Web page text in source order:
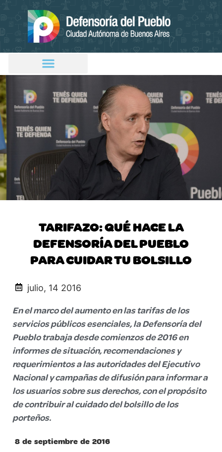
TARIFAZO: QUÉ HACE LA
DEFENSORÍA DEL PUEBLO
PARA CUIDAR TU BOLSILLO
julio, 14 2016
En el marco del aumento en las tarifas de los
servicios públicos esenciales, la Defensoría del
Pueblo trabaja desde comienzos de 2016 en
informes de situación, recomendaciones y
requerimientos a las autoridades del Ejecutivo
Nacional y campañas de difusión para informar a
los usuarios sobre sus derechos, con el propósito
de contribuir al cuidado del bolsillo de los
porteños.
8 de septiembre de 2016